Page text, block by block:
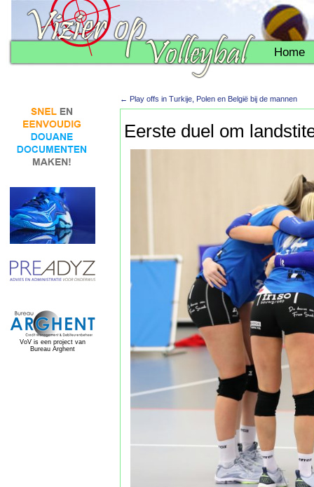
Home
VoV is een project van
Bureau Arghent
← Play offs in Turkije, Polen en België bij de mannen
Eerste duel om